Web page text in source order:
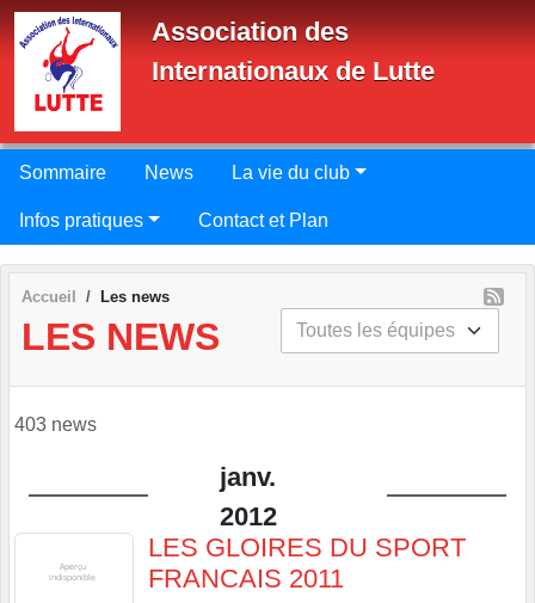
Association des
Internationaux de Lutte
Sommaire News La vie du club
Infos pratiques Contact et Plan
Accueil Les news
LES NEWS
403 news
janv.
2012
LES GLOIRES DU SPORT
FRANCAIS 2011
Panneau de gestion des cookies